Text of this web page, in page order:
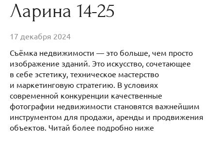
Ларина 14-25
17 декабря 2024
Съёмка недвижимости — это больше, чем просто
изображение зданий. Это искусство, сочетающее
в себе эстетику, техническое мастерство
и маркетинговую стратегию. В условиях
современной конкуренции качественные
фотографии недвижимости становятся важнейшим
инструментом для продажи, аренды и продвижения
объектов. Читай более подробно ниже